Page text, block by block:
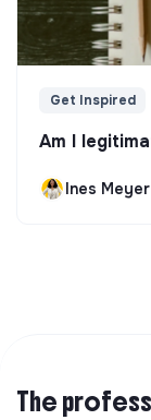
Get Inspired
Am I
Ines Meyer
The